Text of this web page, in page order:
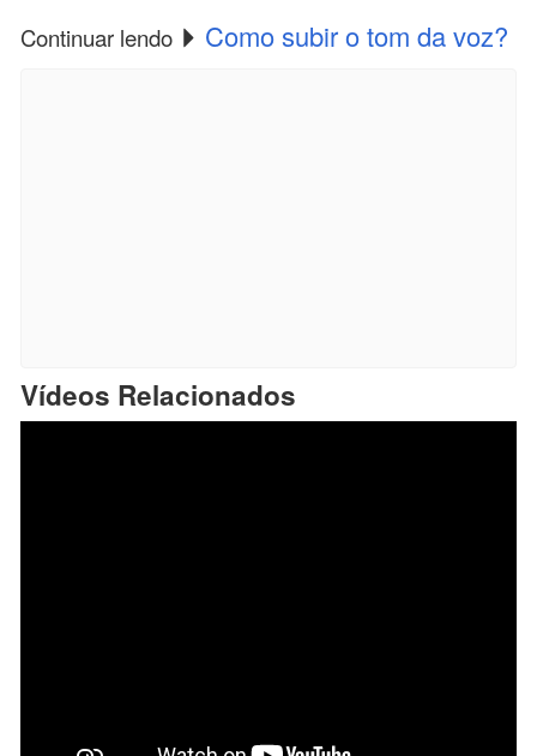
Continuar lendo Como subir o tom da voz?
Vídeos Relacionados